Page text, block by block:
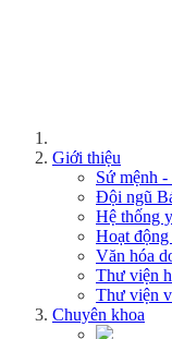
Giới thiệu
Sứ mệnh -
Đội ngũ
Hệ thống
Hoạt
Văn hóa
Thư viện
Thư viện
Chuyên khoa